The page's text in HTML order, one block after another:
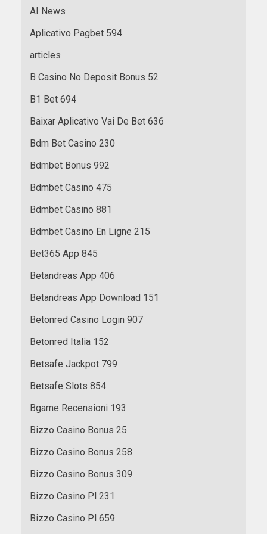
AI News
Aplicativo Pagbet 594
articles
B Casino No Deposit Bonus 52
B1 Bet 694
Baixar Aplicativo Vai De Bet 636
Bdm Bet Casino 230
Bdmbet Bonus 992
Bdmbet Casino 475
Bdmbet Casino 881
Bdmbet Casino En Ligne 215
Bet365 App 845
Betandreas App 406
Betandreas App Download 151
Betonred Casino Login 907
Betonred Italia 152
Betsafe Jackpot 799
Betsafe Slots 854
Bgame Recensioni 193
Bizzo Casino Bonus 25
Bizzo Casino Bonus 258
Bizzo Casino Bonus 309
Bizzo Casino Pl 231
Bizzo Casino Pl 659